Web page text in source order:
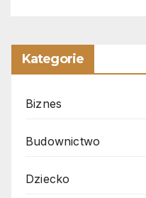
Kategorie
Biznes
Budownictwo
Dziecko